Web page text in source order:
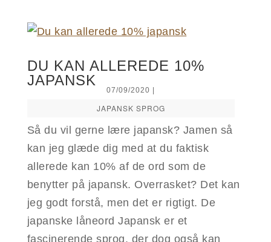
DU KAN ALLEREDE 10%
JAPANSK
07/09/2020
JAPANSK SPROG
Så du vil gerne lære japansk? Jamen så
kan jeg glæde dig med at du faktisk
allerede kan 10% af de ord som de
benytter på japansk. Overrasket? Det kan
jeg godt forstå, men det er rigtigt. De
japanske låneord Japansk er et
fascinerende sprog, der dog også kan